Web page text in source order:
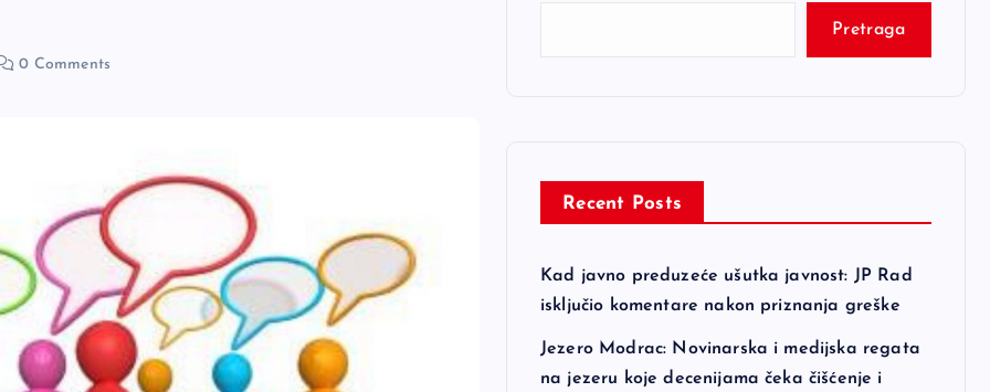
0 Comments
Pretraga
Recent Posts
Kad javno preduzeće ušutka javnost: JP Rad
isključio komentare nakon priznanja greške
Jezero Modrac: Novinarska i medijska regata
na jezeru koje decenijama čeka čišćenje i